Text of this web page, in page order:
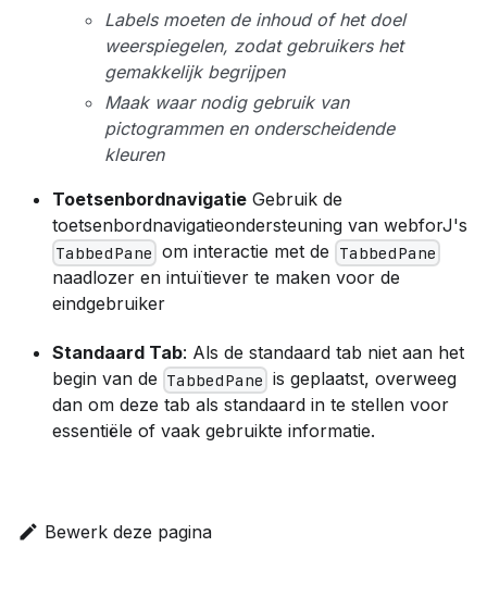
Labels moeten de inhoud of het doel
weerspiegelen, zodat gebruikers het
gemakkelijk begrijpen
Maak waar nodig gebruik van
pictogrammen en onderscheidende
kleuren
Toetsenbordnavigatie Gebruik de
toetsenbordnavigatieondersteuning van webforJ's
TabbedPane om interactie met de TabbedPane
naadlozer en intuïtiever te maken voor de
eindgebruiker
Standaard Tab: Als de standaard tab niet aan het
begin van de TabbedPane is geplaatst, overweeg
dan om deze tab als standaard in te stellen voor
essentiële of vaak gebruikte informatie.
Bewerk deze pagina